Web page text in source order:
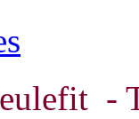
-